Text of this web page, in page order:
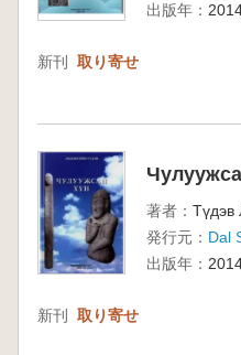
出版年：
新刊 取り寄せ
著者： Түдэв
発行元： Dal
出版年：
新刊 取り寄せ